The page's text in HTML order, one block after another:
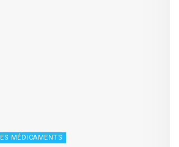
MÉDICAMENTS